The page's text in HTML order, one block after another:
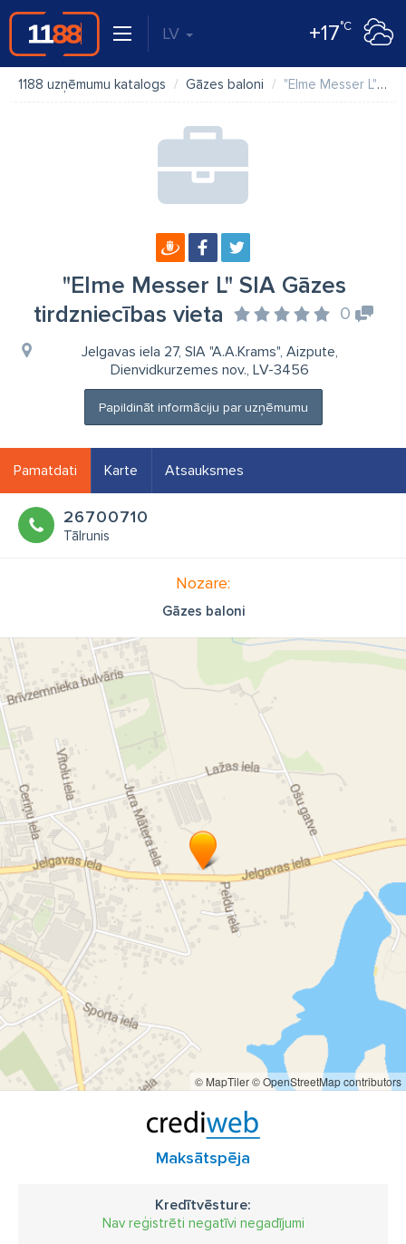
LV +17°C
1188 uzņēmumu katalogs Gāzes baloni "Elme Messer L" SIA Gāzes tirdzniecības vieta
"Elme Messer L" SIA Gāzes
tirdzniecības vieta
0
Jelgavas iela 27, SIA "A.A.Krams", Aizpute,
Dienvidkurzemes nov., LV-3456
Papildināt informāciju par uzņēmumu
Pamatdati Karte Atsauksmes
26700710
Tālrunis
Nozare:
Gāzes baloni
© MapTiler© OpenStreetMap contributors
Maksātspēja
Kredītvēsture:
Nav reģistrēti negatīvi negadījumi